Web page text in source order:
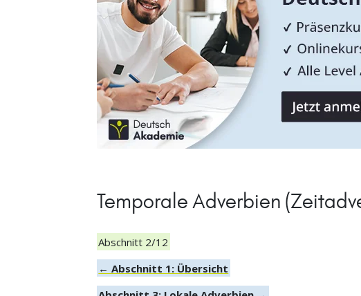
Temporale Adverbien
Abschnitt 2/12
← Abschnitt 1: Übersicht